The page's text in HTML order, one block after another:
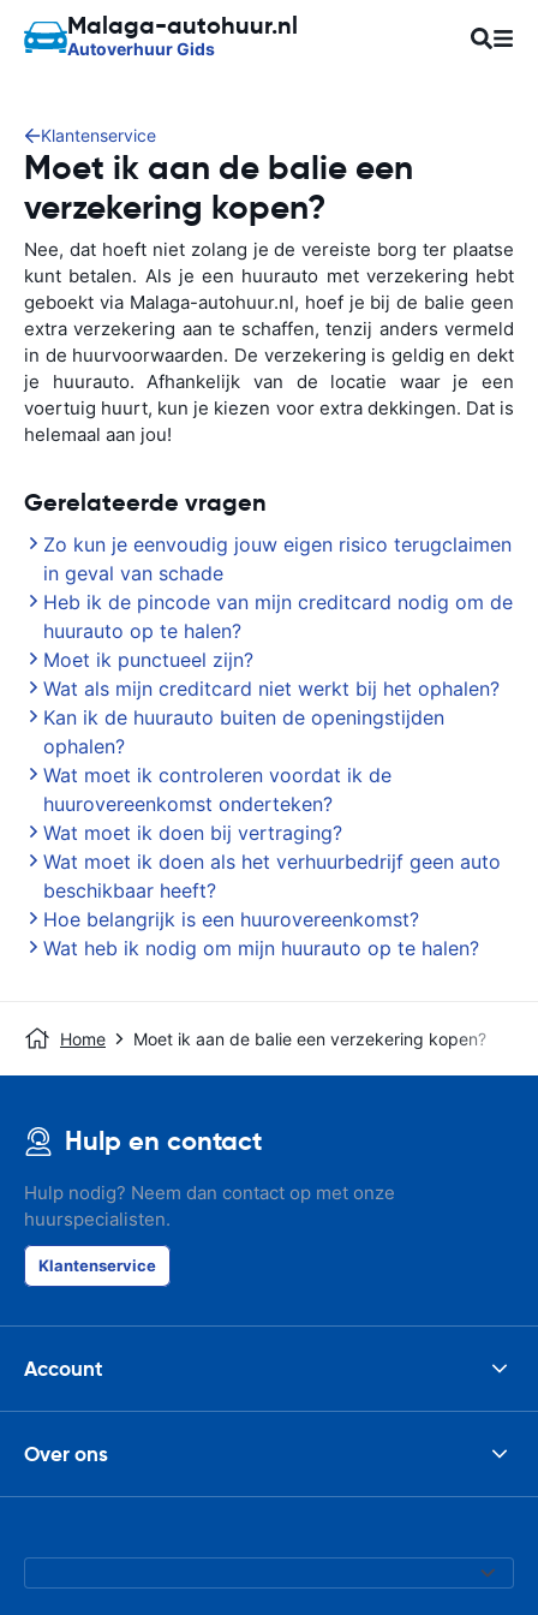
Malaga-autohuur.nl
Autoverhuur Gids
Klantenservice
Moet ik aan de balie een
verzekering kopen?
Nee, dat hoeft niet zolang je de vereiste borg ter plaatse
kunt betalen. Als je een huurauto met verzekering hebt
geboekt via Malaga-autohuur.nl, hoef je bij de balie geen
extra verzekering aan te schaffen, tenzij anders vermeld
in de huurvoorwaarden. De verzekering is geldig en dekt
je huurauto. Afhankelijk van de locatie waar je een
voertuig huurt, kun je kiezen voor extra dekkingen. Dat is
helemaal aan jou!
Gerelateerde vragen
Zo kun je eenvoudig jouw eigen risico terugclaimen
in geval van schade
Heb ik de pincode van mijn creditcard nodig om de
huurauto op te halen?
Moet ik punctueel zijn?
Wat als mijn creditcard niet werkt bij het ophalen?
Kan ik de huurauto buiten de openingstijden
ophalen?
Wat moet ik controleren voordat ik de
huurovereenkomst onderteken?
Wat moet ik doen bij vertraging?
Wat moet ik doen als het verhuurbedrijf geen auto
beschikbaar heeft?
Hoe belangrijk is een huurovereenkomst?
Wat heb ik nodig om mijn huurauto op te halen?
Home Moet ik aan de balie een verzekering kopen?
Hulp en contact
Hulp nodig? Neem dan contact op met onze
huurspecialisten.
Klantenservice
Account
Over ons